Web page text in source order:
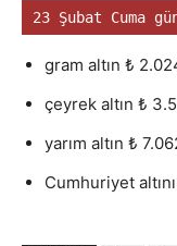
23 Şubat Cuma
gram altın ₺
çeyrek altın ₺
yarım altın ₺
Cumhuriyet